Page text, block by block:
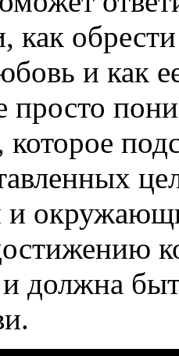
и как
просто
которое
и
и должна